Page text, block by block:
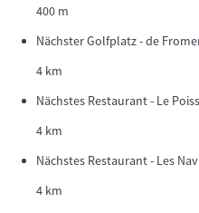
400 m
Nächster Golfplatz - de
4 km
Nächstes Restaurant - Le
4 km
Nächstes Restaurant - Les
4 km